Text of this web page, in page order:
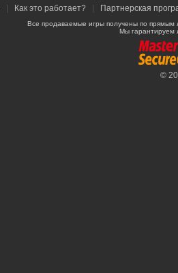
Как это работает? Партнерская
Все продаваемые игры получены по
Мы гарантируем
©